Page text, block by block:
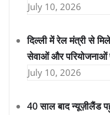
July 10, 2026
दिल्ली में रेल मंत्री से
सेवाओं और परियोजनाओं
July 10, 2026
40 साल बाद न्यूज़ीलैंड